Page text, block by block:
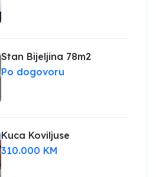
Stan Bijeljina 78m2
Po dogovoru
Kuca Koviljuse
310.000 KM